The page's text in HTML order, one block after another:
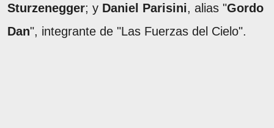
Sturzenegger; y Daniel Parisini, alias "Gordo
Dan", integrante de "Las Fuerzas del Cielo".